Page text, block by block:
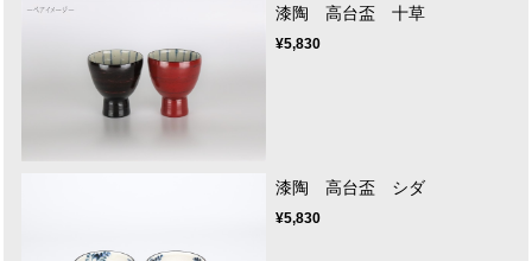
漆陶 高台盃 十草
¥5,830
漆陶 高台盃 シダ
¥5,830